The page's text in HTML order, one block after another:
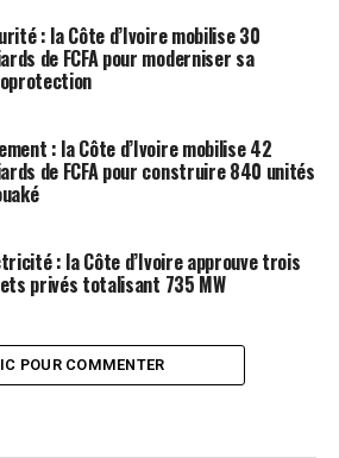
: la Côte d’Ivoire mobilise 30
de FCFA pour moderniser sa
: la Côte d’Ivoire mobilise 42
de FCFA pour construire 840 unités
: la Côte d’Ivoire approuve trois
privés totalisant 735 MW
POUR COMMENTER